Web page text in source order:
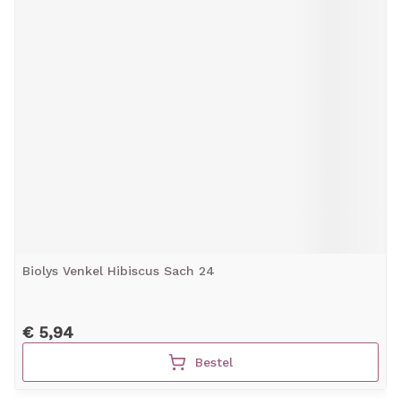
Biolys Venkel Hibiscus Sach 24
€ 5,94
Bestel